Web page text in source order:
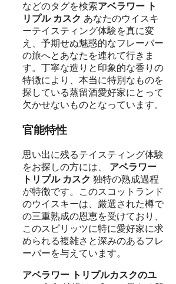
などのタグを検索アベラワー ト
リプル カスク あなたのウイスキ
ーテイスティング体験を真に変
え、予期せぬ魅惑的なフレーバー
の旅へとあなたを連れて行きま
す。丁寧な造りと印象的な香りの
特徴により、本当に特別なものを
探している蒸留酒愛好家にとって
欠かせないものとなっています。
官能特性
思い出に残るテイスティング体験
をお探しの方には、 アベラワー
トリプル カスク 独特の熟成過程
が特徴です。このスコットランド
のウイスキーは、厳選された樽で
の三重熟成の恩恵を受けており、
このスピリッツに特に愛好家に求
められる複雑さと深みのあるフレ
ーバーを与えています。
アベラワー トリプルカスクのユ